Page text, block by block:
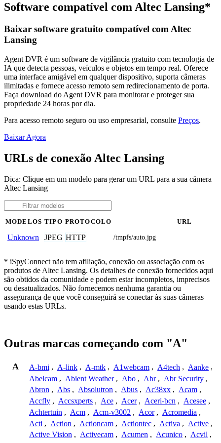
Software compatível com Altec Lansing*
Baixar software gratuito compatível com Altec
Lansing
Agent DVR é um software de vigilância gratuito com tecnologia de
IA que detecta pessoas, veículos e objetos em tempo real. Oferece
uma interface amigável em qualquer dispositivo, suporta câmeras
ilimitadas e fornece acesso remoto sem redirecionamento de porta.
Faça download do Agent DVR para monitorar e proteger sua
propriedade 24 horas por dia.
Para acesso remoto seguro ou uso empresarial, consulte Preços.
Baixar Agora
URLs de conexão Altec Lansing
Dica: Clique em um modelo para gerar um URL para a sua câmera
Altec Lansing
MODELOS TIPO PROTOCOLO URL
Unknown JPEG HTTP /tmpfs/auto.jpg
* iSpyConnect não tem afiliação, conexão ou associação com os
produtos de Altec Lansing. Os detalhes de conexão fornecidos aqui
são obtidos da comunidade e podem estar incompletos, imprecisos
ou desatualizados. Não fornecemos nenhuma garantia ou
assegurança de que você conseguirá se conectar às suas câmeras
usando estas URLs.
Outras marcas começando com "A"
A A-bmi , A-link , A-mtk , A1webcam , A4tech , Aanke ,
Abelcam , Abient Weather , Abo , Abr , Abr Security ,
Abron , Abs , Absolutron , Abus , Ac38xx , Acam ,
Accfly , Accsxperts , Ace , Acer , Aceri-bcn , Acesee ,
Achtertuin , Acm , Acm-v3002 , Acor , Acromedia ,
Acti , Action , Actioncam , Actiontec , Activa , Active ,
Active Vision , Activecam , Acumen , Acunico , Acvil ,